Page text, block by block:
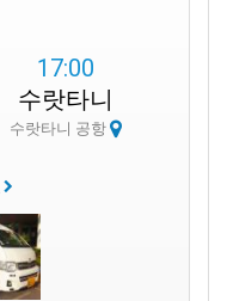
17:00
수랏타니
수랏타니 공항